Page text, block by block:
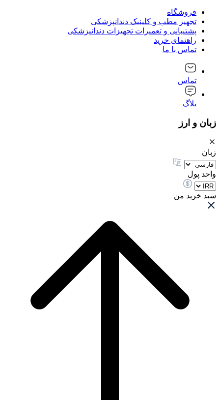
فروشگاه
تجهیز مطب و کلینیک دندانپزشکی
پشتیبانی و تعمیرات تجهیزات دندانپزشکی
راهنمای خرید
تماس با ما
تماس
بلاگ
زبان و ارز
زبان
واحد پول
سبد خرید من